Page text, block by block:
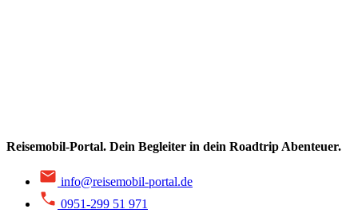
Reisemobil-Portal. Dein Begleiter in dein Roadtrip Abenteuer.
info@reisemobil-portal.de
0951-299 51 971